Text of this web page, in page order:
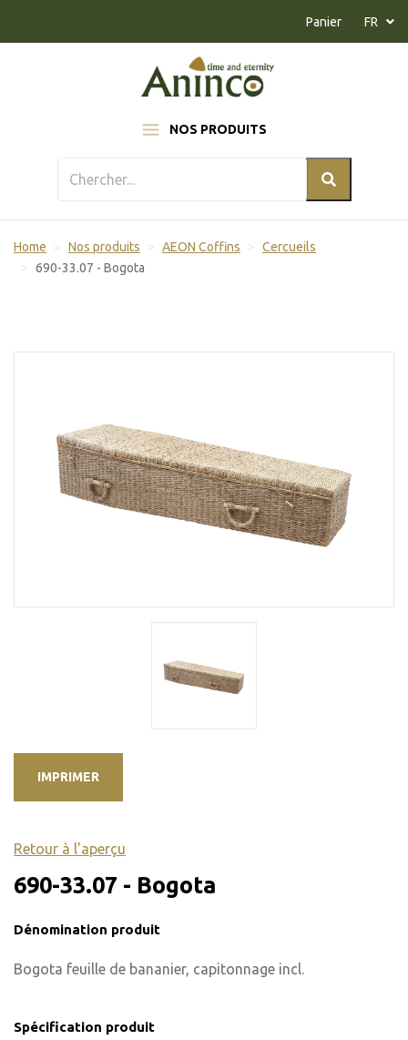
NOS PRODUITS
Panier FR
Home Nos produits AEON Coffins
Cercueils
690-33.07 - Bogota
IMPRIMER
Retour à l'aperçu
690-33.07 - Bogota
Dénomination produit
Bogota feuille de bananier, capitonnage incl.
Spécification produit